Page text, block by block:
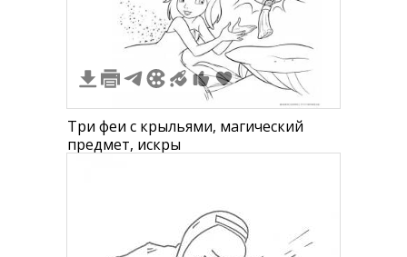
Три феи с крыльями, магический
предмет, искры